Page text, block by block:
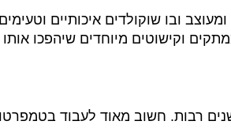
ובו שוקולדים איכותיים
מיוחדים שיהפכו אותו
רבות. חשוב מאוד לעבוד